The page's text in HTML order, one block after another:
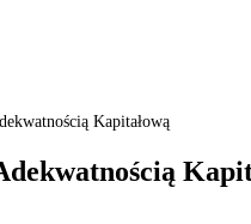
Kapitałową